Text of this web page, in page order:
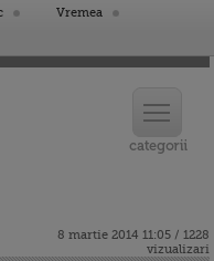
Vremea
8 martie 2014 11:05 / 1228
vizualizari